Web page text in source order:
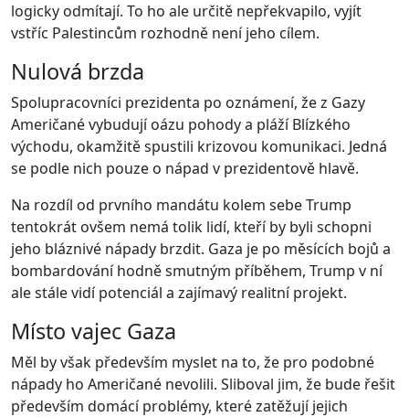
logicky odmítají. To ho ale určitě nepřekvapilo, vyjít
vstříc Palestincům rozhodně není jeho cílem.
Nulová brzda
Spolupracovníci prezidenta po oznámení, že z Gazy
Američané vybudují oázu pohody a pláží Blízkého
východu, okamžitě spustili krizovou komunikaci. Jedná
se podle nich pouze o nápad v prezidentově hlavě.
Na rozdíl od prvního mandátu kolem sebe Trump
tentokrát ovšem nemá tolik lidí, kteří by byli schopni
jeho bláznivé nápady brzdit. Gaza je po měsících bojů a
bombardování hodně smutným příběhem, Trump v ní
ale stále vidí potenciál a zajímavý realitní projekt.
Místo vajec Gaza
Měl by však především myslet na to, že pro podobné
nápady ho Američané nevolili. Sliboval jim, že bude řešit
především domácí problémy, které zatěžují jejich